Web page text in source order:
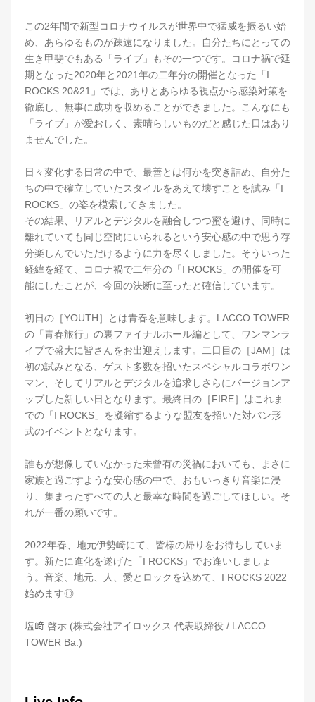
この2年間で新型コロナウイルスが世界中で猛威を振るい始
め、あらゆるものが疎遠になりました。自分たちにとっての
生き甲斐でもある「ライブ」もその一つです。コロナ禍で延
期となった2020年と2021年の二年分の開催となった「I
ROCKS 20&21」では、ありとあらゆる視点から感染対策を
徹底し、無事に成功を収めることができました。こんなにも
「ライブ」が愛おしく、素晴らしいものだと感じた日はあり
ませんでした。
日々変化する日常の中で、最善とは何かを突き詰め、自分た
ちの中で確立していたスタイルをあえて壊すことを試み「I
ROCKS」の姿を模索してきました。
その結果、リアルとデジタルを融合しつつ蜜を避け、同時に
離れていても同じ空間にいられるという安心感の中で思う存
分楽しんでいただけるように力を尽くしました。そういった
経緯を経て、コロナ禍で二年分の「I ROCKS」の開催を可
能にしたことが、今回の決断に至ったと確信しています。
初日の［YOUTH］とは青春を意味します。LACCO TOWER
の「青春旅行」の裏ファイナルホール編として、ワンマンラ
イブで盛大に皆さんをお出迎えします。二日目の［JAM］は
初の試みとなる、ゲスト多数を招いたスペシャルコラボワン
マン、そしてリアルとデジタルを追求しさらにバージョンア
ップした新しい日となります。最終日の［FIRE］はこれま
での「I ROCKS」を凝縮するような盟友を招いた対バン形
式のイベントとなります。
誰もが想像していなかった未曾有の災禍においても、まさに
家族と過ごすような安心感の中で、おもいっきり音楽に浸
り、集まったすべての人と最幸な時間を過ごしてほしい。そ
れが一番の願いです。
2022年春、地元伊勢崎にて、皆様の帰りをお待ちしていま
す。新たに進化を遂げた「I ROCKS」でお逢いしましょ
う。音楽、地元、人、愛とロックを込めて、I ROCKS 2022
始めます◎
塩﨑 啓示 (株式会社アイロックス 代表取締役 / LACCO
TOWER Ba.)